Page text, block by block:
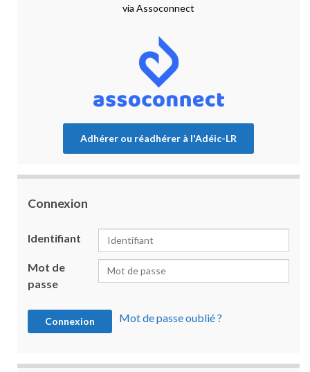
via Assoconnect
Adhérer ou réadhérer à l'Adéic-LR
Connexion
Identifiant
Mot de
passe
Mot de passe oublié ?